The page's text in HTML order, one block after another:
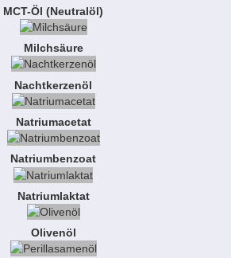
MCT-Öl (Neutralöl)
Milchsäure
Nachtkerzenöl
Natriumacetat
Natriumbenzoat
Natriumlaktat
Olivenöl